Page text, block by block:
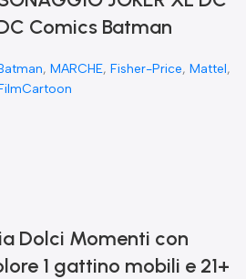
DC Comics Batman
, MARCHE, Fisher-Price, Mattel,
Dolci Momenti con
1 gattino mobili e 21+